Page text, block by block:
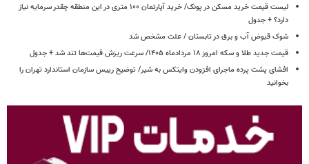
لیست قیمت خرید مسکن در پونک/ خرید آپارتمان ۱۰۰ متری در این منطقه چقدر سرمایه نیاز
دارد؟ + جدول
شوک قبوض آب و برق در تابستان / علت مشخص شد
قیمت جدید طلا و سکه امروز ۱۸ مردادماه ۱۴۰۵/ سرعت ریزش قیمت‌ها تند شد + جدول
افشای پشت پرده ماجرای افزودن وایتکس به شیر/ توضیح رییس سازمان استاندارد تهران را
بخوانید